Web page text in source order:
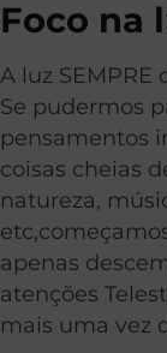
Foco na
A luz
Se pudermos
pensamentos
coisas cheias
natureza,
apenas
atenções
mais uma vez